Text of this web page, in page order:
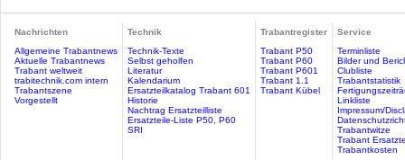
Nachrichten
Allgemeine Trabantnews
Aktuelle Trabantnews
Trabant weltweit
trabitechnik.com intern
Trabantszene
Vorgestellt
Technik
Technik-Texte
Selbst geholfen
Literatur
Kalendarium
Ersatzteilkatalog Trabant 601
Historie
Nachtrag Ersatzteilliste
Ersatzteile-Liste P50, P60
SRI
Trabantregister
Trabant P50
Trabant P60
Trabant P601
Trabant 1.1
Trabant Kübel
Service
Terminliste
Bilder und
Clubliste
Trabantstatistik
Linkliste
Impressum/
Trabantwitze
Trabant
Trabantkosten